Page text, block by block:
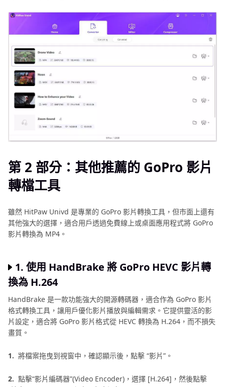
第 2 部分：其他推薦的 GoPro 影片
轉檔工具
雖然 HitPaw Univd 是專業的 GoPro 影片轉換工具，但市面上還有
其他強大的選擇，適合用戶透過免費線上或桌面應用程式將 GoPro
影片轉換為 MP4。
1. 使用 HandBrake 將 GoPro HEVC 影片轉
換為 H.264
HandBrake 是一款功能強大的開源轉碼器，適合作為 GoPro 影片
格式轉換工具，讓用戶優化影片播放與編輯需求。它提供靈活的影
片設定，適合將 GoPro 影片格式從 HEVC 轉換為 H.264，而不損失
畫質。
1. 將檔案拖曳到視窗中，確認顯示後，點擊 “影片”。
2. 點擊“影片編碼器”(Video Encoder)，選擇 [H.264]，然後點擊